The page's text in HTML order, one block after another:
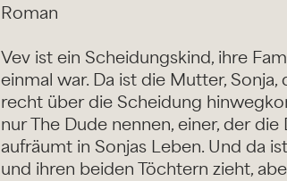
Roman
Vev ist ein Scheidungskind, ihre
einmal war. Da ist die Mutter,
recht über die Scheidung
nur The Dude nennen, einer, der
aufräumt in Sonjas Leben. Und da
und ihren beiden Töchtern zieht,